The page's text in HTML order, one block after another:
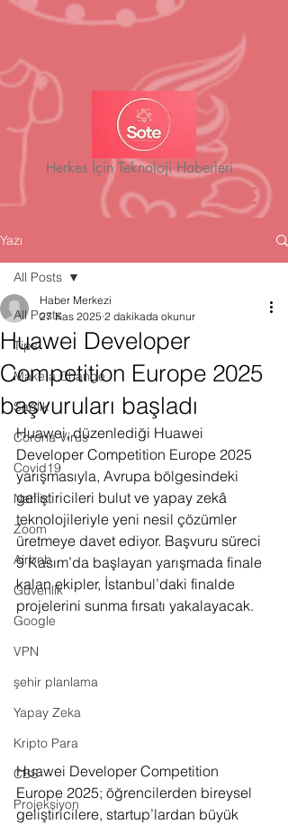
Herkes İçin Teknoloji Haberleri
Yazı
All Posts
Tips
Make a Change
Sağlık
Corona Virus
Covid19
Netflix
Zoom
Airbnb
Güvenlik
Google
VPN
şehir planlama
Yapay Zeka
Kripto Para
CBS
Projeksiyon
All Posts
Huawei Developer
Competition Europe 2025
başvuruları başladı
Haber Merkezi
27 Kas 2025 2 dakikada okunur
Huawei, düzenlediği Huawei
Developer Competition Europe 2025
yarışmasıyla, Avrupa bölgesindeki
geliştiricileri bulut ve yapay zekâ
teknolojileriyle yeni nesil çözümler
üretmeye davet ediyor. Başvuru süreci
9 Kasım’da başlayan yarışmada finale
kalan ekipler, İstanbul’daki finalde
projelerini sunma fırsatı yakalayacak.
Huawei Developer Competition
Europe 2025; öğrencilerden bireysel
geliştiricilere, startup’lardan büyük